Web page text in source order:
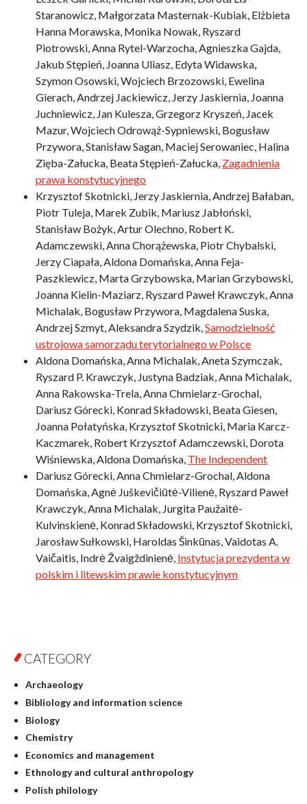
Staranowicz, Małgorzata Masternak-Kubiak, Elżbieta
Hanna Morawska, Monika Nowak, Ryszard
Piotrowski, Anna Rytel-Warzocha, Agnieszka Gajda,
Jakub Stępień, Joanna Uliasz, Edyta Widawska,
Szymon Osowski, Wojciech Brzozowski, Ewelina
Gierach, Andrzej Jackiewicz, Jerzy Jaskiernia, Joanna
Juchniewicz, Jan Kulesza, Grzegorz Kryszeń, Jacek
Mazur, Wojciech Odrowąż-Sypniewski, Bogusław
Przywora, Stanisław Sagan, Maciej Serowaniec, Halina
Zięba-Załucka, Beata Stępień-Załucka, Zagadnienia
prawa konstytucyjnego
Krzysztof Skotnicki, Jerzy Jaskiernia, Andrzej Bałaban,
Piotr Tuleja, Marek Zubik, Mariusz Jabłoński,
Stanisław Bożyk, Artur Olechno, Robert K.
Adamczewski, Anna Chorążewska, Piotr Chybalski,
Jerzy Ciapała, Aldona Domańska, Anna Feja-
Paszkiewicz, Marta Grzybowska, Marian Grzybowski,
Joanna Kielin-Maziarz, Ryszard Paweł Krawczyk, Anna
Michalak, Bogusław Przywora, Magdalena Suska,
Andrzej Szmyt, Aleksandra Szydzik, Samodzielność
ustrojowa samorządu terytorialnego w Polsce
Aldona Domańska, Anna Michalak, Aneta Szymczak,
Ryszard P. Krawczyk, Justyna Badziak, Anna Michalak,
Anna Rakowska-Trela, Anna Chmielarz-Grochal,
Dariusz Górecki, Konrad Składowski, Beata Giesen,
Joanna Połatyńska, Krzysztof Skotnicki, Maria Karcz-
Kaczmarek, Robert Krzysztof Adamczewski, Dorota
Wiśniewska, Aldona Domańska, The Independent
Dariusz Górecki, Anna Chmielarz-Grochal, Aldona
Domańska, Agnė Juškevičiūtė-Vilienė, Ryszard Paweł
Krawczyk, Anna Michalak, Jurgita Paužaitė-
Kulvinskienė, Konrad Składowski, Krzysztof Skotnicki,
Jarosław Sułkowski, Haroldas Šinkūnas, Vaidotas A.
Vaičaitis, Indrė Žvaigždinienė, Instytucja prezydenta w
polskim i litewskim prawie konstytucyjnym
CATEGORY
Archaeology
Bibliology and information science
Biology
Chemistry
Economics and management
Ethnology and cultural anthropology
Polish philology